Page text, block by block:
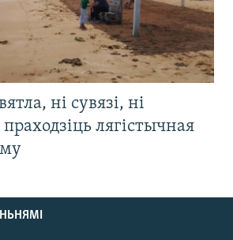
ні сувязі, ні
лягістычная